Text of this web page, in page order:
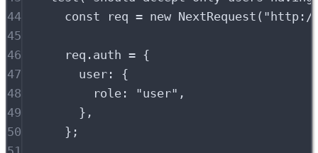
44
const req = new NextRequest ( " http://
45
46
req . auth = {
47
user :
{
48
role : "user" ,
49
},
50
} ;